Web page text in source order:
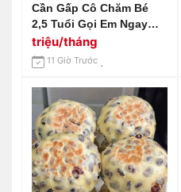
Cần Gấp Cô Chăm Bé
2,5 Tuổi Gọi Em Ngay
0966529171
triệu/tháng
11 Giờ Trước